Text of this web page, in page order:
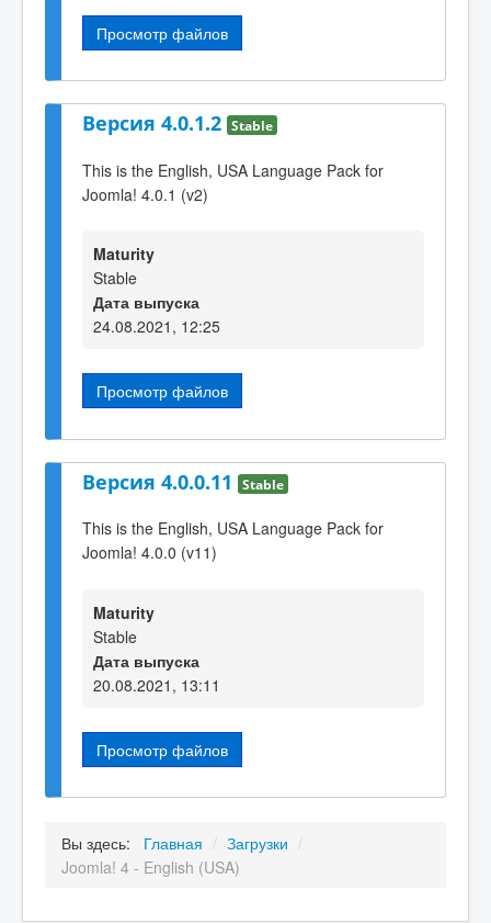
Просмотр файлов
Версия 4.0.1.2 Stable
This is the English, USA Language Pack for
Joomla! 4.0.1 (v2)
Maturity
Stable
Дата выпуска
24.08.2021, 12:25
Просмотр файлов
Версия 4.0.0.11 Stable
This is the English, USA Language Pack for
Joomla! 4.0.0 (v11)
Maturity
Stable
Дата выпуска
20.08.2021, 13:11
Просмотр файлов
Вы здесь: Главная / Загрузки /
Joomla! 4 - English (USA)